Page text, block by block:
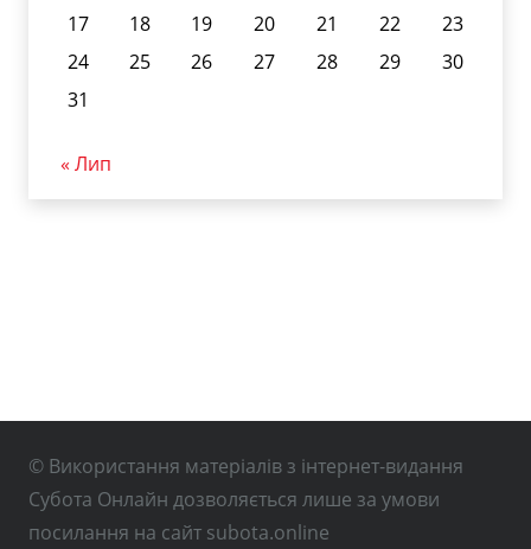
17
18 19 20 21 22
23
24
25 26 27 28 29
30
31
« Лип
© Використання матеріалів з інтернет-видання
Субота Онлайн дозволяється лише за умови
посилання на сайт subota.online